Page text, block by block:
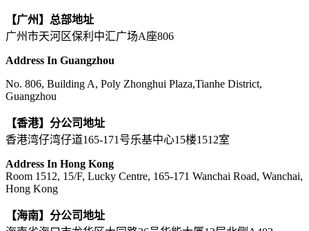
【广州】总部地址
广州市天河区保利中汇广场A座806
Address In Guangzhou
No. 806, Building A, Poly Zhonghui Plaza,Tianhe District,
Guangzhou
【香港】分公司地址
香港湾仔湾仔道165-171号乐基中心15楼1512室
Address In Hong Kong
Room 1512, 15/F, Lucky Centre, 165-171 Wanchai Road, Wanchai,
Hong Kong
【海南】分公司地址